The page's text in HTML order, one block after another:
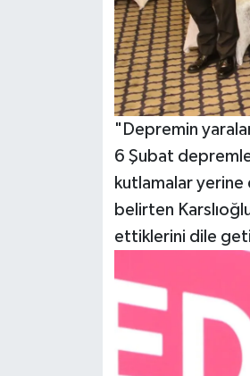
"Depremin
6 Şubat
kutlamalar
belirten
ettiklerini dile